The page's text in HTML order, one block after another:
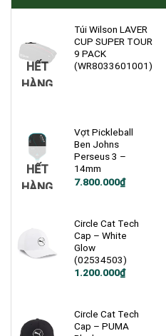
HẾT
HÀNG
Túi Wilson LAVER
CUP SUPER TOUR
9 PACK
(WR8033601001)
HẾT
HÀNG
Vợt Pickleball
Ben Johns
Perseus 3 –
14mm
7.800.000₫
Circle Cat Tech
Cap – White
Glow
(02534503)
1.200.000₫
Circle Cat Tech
Cap – PUMA